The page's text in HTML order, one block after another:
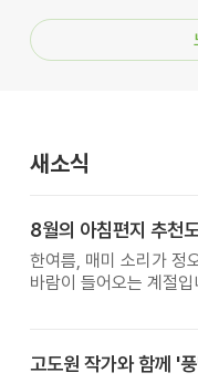
새소식
8월의 아침편지 추천
한여름, 매미 소리가 정
바람이 들어오는 계절입
고도원 작가와 함께 '